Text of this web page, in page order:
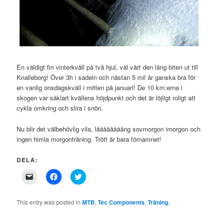
En väldigt fin vinterkväll på två hjul, väl värt den lång biten ut till
Knalleborg! Över 3h i sadeln och nästan 5 mil är ganska bra för
en vanlig onsdagskväll i mitten på januari! De 10 km:erna i
skogen var såklart kvällens höjdpunkt och det är löjligt roligt att
cykla omkring och slira i snön.
Nu blir det välbehövlig vila, låååååååång sovmorgon imorgon och
ingen himla morgonträning. Trött är bara förnamnet!
DELA:
Click
link
Click
to
Facebook
Click
to
Twitter
This entry was posted inMTB,Tec Components,Träning,